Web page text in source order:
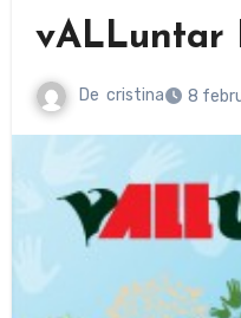
vALLuntar
De cristina 8